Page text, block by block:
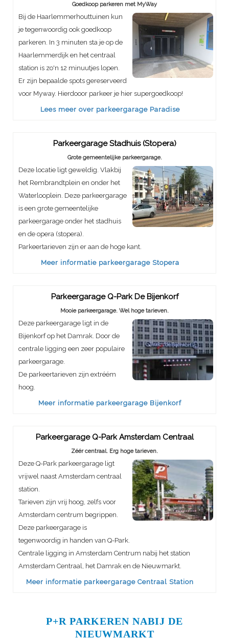
Goedkoop parkeren met MyWay
Bij de Haarlemmerhouttuinen kun
je tegenwoordig ook goedkoop
parkeren. In 3 minuten sta je op de
Haarlemmerdijk en het centraal
station is zo'n 12 minuutjes lopen.
Er zijn bepaalde spots gereserveerd
voor Myway. Hierdooor parkeer je hier supergoedkoop!
Lees meer over parkeergarage Paradise
Parkeergarage Stadhuis (Stopera)
Grote gemeentelijke parkeergarage.
Deze locatie ligt geweldig. Vlakbij
het Rembrandtplein en onder het
Waterlooplein. Deze parkeergarage
is een grote gemeentelijke
parkeergarage onder het stadhuis
en de opera (stopera).
Parkeertarieven zijn er aan de hoge kant.
Meer informatie parkeergarage Stopera
Parkeergarage Q-Park De Bijenkorf
Mooie parkeergarage. Wel hoge tarieven.
Deze parkeergarage ligt in de
Bijenkorf op het Damrak. Door de
centrale ligging een zeer populaire
parkeergarage.
De parkeertarieven zijn extréém
hoog.
Meer informatie parkeergarage Bijenkorf
Parkeergarage Q-Park Amsterdam Centraal
Zéér centraal. Erg hoge tarieven.
Deze Q-Park parkeergarage ligt
vrijwel naast Amsterdam centraal
station.
Tarieven zijn vrij hoog, zelfs voor
Amsterdam centrum begrippen.
Deze parkeergarage is
tegenwoordig in handen van Q-Park.
Centrale ligging in Amsterdam Centrum nabij het station
Amsterdam Centraal, het Damrak en de Nieuwmarkt.
Meer informatie parkeergarage Centraal Station
P+R PARKEREN NABIJ DE
NIEUWMARKT